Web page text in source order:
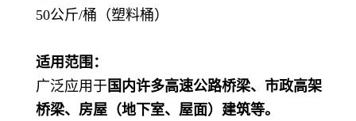
50公斤/桶（塑料桶）
适用范围：
广泛应用于 国内许多高速公路桥梁、市政高架
桥梁、房屋（地下室、屋面）建筑等。